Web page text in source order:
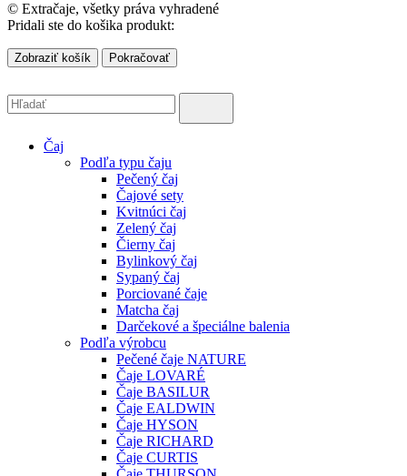
© Extračaje, všetky práva vyhradené
Pridali ste do košika produkt:
Zobraziť košík Pokračovať
Čaj
Podľa typu čaju
Pečený čaj
Čajové sety
Kvitnúci čaj
Zelený čaj
Čierny čaj
Bylinkový čaj
Sypaný čaj
Porciované čaje
Matcha čaj
Darčekové a špeciálne balenia
Podľa výrobcu
Pečené čaje NATURE
Čaje LOVARÉ
Čaje BASILUR
Čaje EALDWIN
Čaje HYSON
Čaje RICHARD
Čaje CURTIS